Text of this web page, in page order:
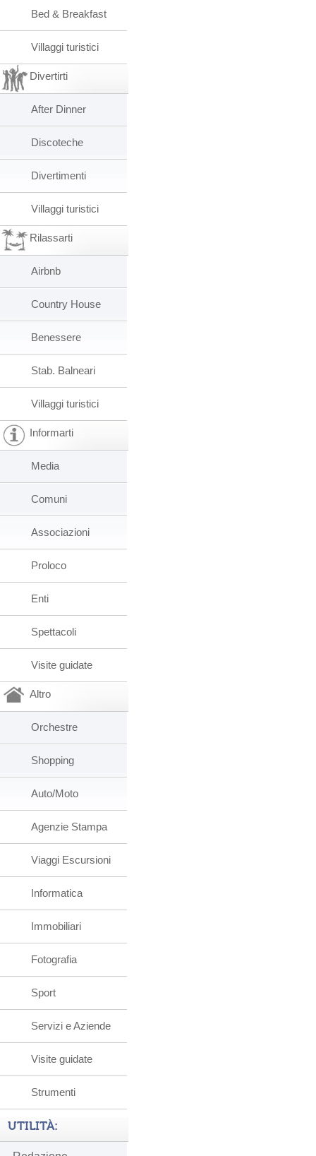
Bed & Breakfast
Villaggi turistici
Divertirti
After Dinner
Discoteche
Divertimenti
Villaggi turistici
Rilassarti
Airbnb
Country House
Benessere
Stab. Balneari
Villaggi turistici
Informarti
Media
Comuni
Associazioni
Proloco
Enti
Spettacoli
Visite guidate
Altro
Orchestre
Shopping
Auto/Moto
Agenzie Stampa
Viaggi Escursioni
Informatica
Immobiliari
Fotografia
Sport
Servizi e Aziende
Visite guidate
Strumenti
UTILITÀ: